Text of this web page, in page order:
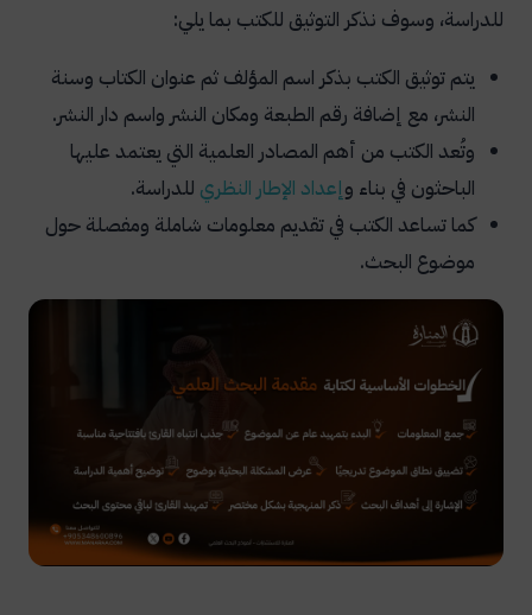
للدراسة، وسوف نذكر التوثيق للكتب بما يلي:
يتم توثيق الكتب بذكر اسم المؤلف ثم عنوان الكتاب وسنة
النشر، مع إضافة رقم الطبعة ومكان النشر واسم دار النشر.
وتُعد الكتب من أهم المصادر العلمية التي يعتمد عليها
الباحثون في بناء وإعداد الإطار النظري للدراسة.
كما تساعد الكتب في تقديم معلومات شاملة ومفصلة حول
موضوع البحث.